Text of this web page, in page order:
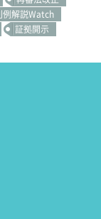
例解説Watch
証拠開示